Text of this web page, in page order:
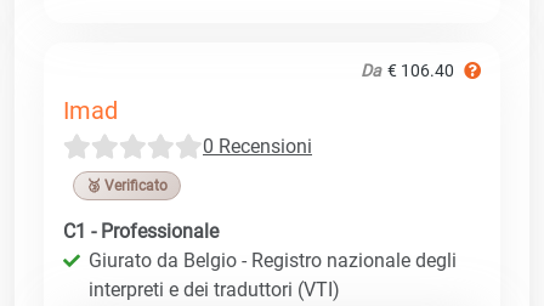
Da € 106.40
Imad
0 Recensioni
🥉 Verificato
C1 - Professionale
Giurato da Belgio - Registro nazionale degli
interpreti e dei traduttori (VTI)